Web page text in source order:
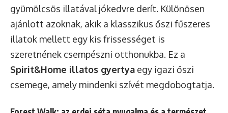
gyümölcsös illatával jókedvre derít. Különösen
ajánlott azoknak, akik a klasszikus őszi fűszeres
illatok mellett egy kis frissességet is
szeretnének csempészni otthonukba. Ez a
Spirit&Home illatos gyertya egy igazi őszi
csemege, amely mindenki szívét megdobogtatja.